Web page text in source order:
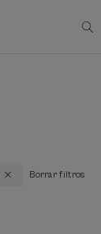
Borrar filtros